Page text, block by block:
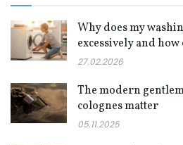
Why does my
excessively and
27.02.2026
The modern
colognes matter
05.11.2025